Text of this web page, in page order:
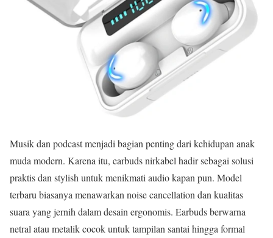
Musik dan podcast menjadi bagian penting dari kehidupan anak
muda modern. Karena itu, earbuds nirkabel hadir sebagai solusi
praktis dan stylish untuk menikmati audio kapan pun. Model
terbaru biasanya menawarkan noise cancellation dan kualitas
suara yang jernih dalam desain ergonomis. Earbuds berwarna
netral atau metalik cocok untuk tampilan santai hingga formal